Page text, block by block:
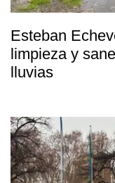
Esteban
limpieza y
lluvias